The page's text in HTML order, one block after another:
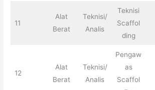
11
Alat
Berat
Teknisi/
Analis
Teknisi
Scaffol
ding
12
Alat
Berat
Teknisi/
Analis
Pengaw
as
Scaffol